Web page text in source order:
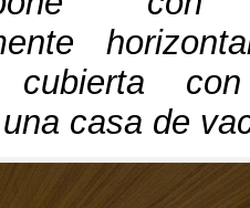
con
casa de